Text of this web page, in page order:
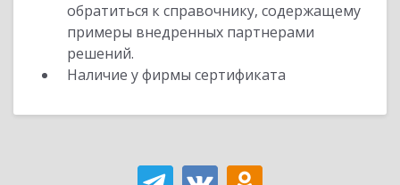
обратиться к справочнику, содержащему
примеры внедренных партнерами
решений.
Наличие у фирмы сертификата